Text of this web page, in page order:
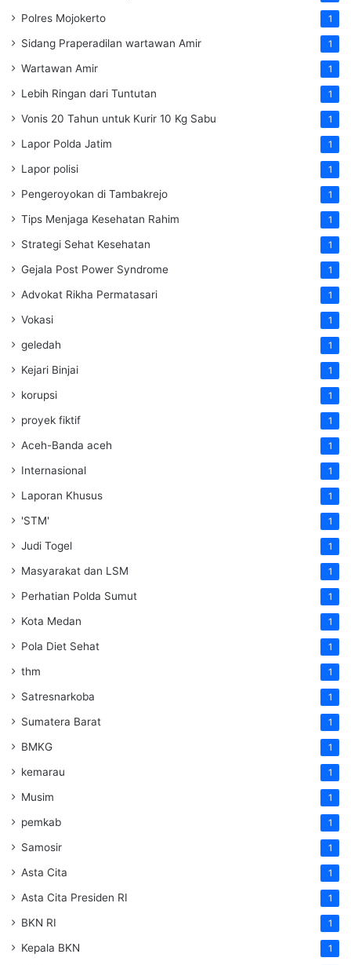
Polres Mojokerto 1
Sidang Praperadilan wartawan Amir 1
Wartawan Amir 1
Lebih Ringan dari Tuntutan 1
Vonis 20 Tahun untuk Kurir 10 Kg Sabu 1
Lapor Polda Jatim 1
Lapor polisi 1
Pengeroyokan di Tambakrejo 1
Tips Menjaga Kesehatan Rahim 1
Strategi Sehat Kesehatan 1
Gejala Post Power Syndrome 1
Advokat Rikha Permatasari 1
Vokasi 1
geledah 1
Kejari Binjai 1
korupsi 1
proyek fiktif 1
Aceh-Banda aceh 1
Internasional 1
Laporan Khusus 1
'STM' 1
Judi Togel 1
Masyarakat dan LSM 1
Perhatian Polda Sumut 1
Kota Medan 1
Pola Diet Sehat 1
thm 1
Satresnarkoba 1
Sumatera Barat 1
BMKG 1
kemarau 1
Musim 1
pemkab 1
Samosir 1
Asta Cita 1
Asta Cita Presiden RI 1
BKN RI 1
Kepala BKN 1